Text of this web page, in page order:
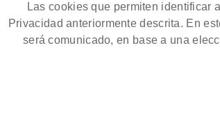
Las cookies que permiten identificar
Privacidad anteriormente descrita. En
será comunicado, en base a una